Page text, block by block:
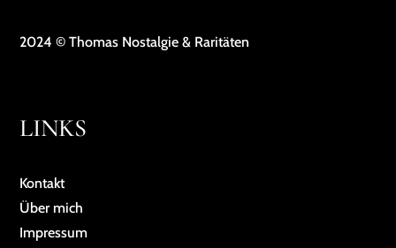
2024 © Thomas Nostalgie & Raritäten
LINKS
Kontakt
Über mich
Impressum